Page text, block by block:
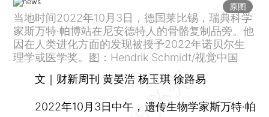
原图
当地时间2022年10月3日，德国莱比锡，瑞典科学
家斯万特·帕博站在尼安德特人的骨骼复制品旁。他
因在人类进化方面的发现被授予2022年诺贝尔生
理学或医学奖。图：Hendrik Schmidt/视觉中国
文｜财新周刊 黄晏浩 杨玉琪 徐路易
2022年10月3日中午，遗传生物学家斯万特·帕